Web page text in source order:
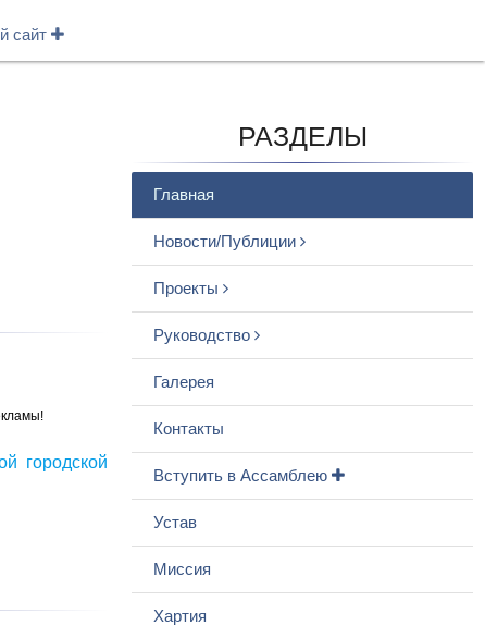
сайт
городской
РАЗДЕЛЫ
Главная
Новости/Публиции
Проекты
Руководство
Галерея
Контакты
Вступить в Ассамблею
Устав
Миссия
Хартия